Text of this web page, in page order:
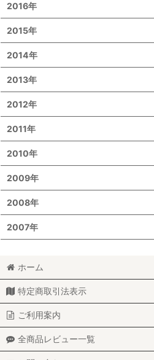
2016年
2015年
2014年
2013年
2012年
2011年
2010年
2009年
2008年
2007年
ホーム
特定商取引法表示
ご利用案内
全商品レビュー一覧